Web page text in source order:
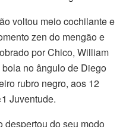
voltou meio cochilante e
zen do mengão e
por Chico, William
no ângulo de Diego
rubro negro, aos 12
Juventude.
despertou do seu modo